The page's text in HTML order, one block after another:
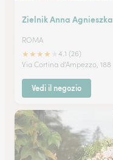
Zielnik Anna Agnieszka
ROMA
★★★★
4.1 (26)
Via Cortina d'Ampezzo, 188
Vedi il negozio